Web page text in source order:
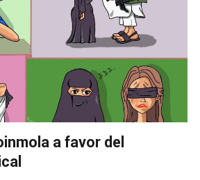
a favor del